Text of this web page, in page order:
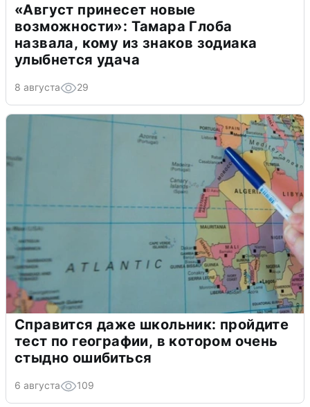
«Август принесет новые
возможности»: Тамара Глоба
назвала, кому из знаков зодиака
улыбнется удача
8 августа 29
Справится даже школьник: пройдите
тест по географии, в котором очень
стыдно ошибиться
6 августа 109